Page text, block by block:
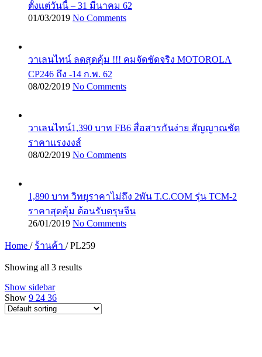
ตั้งเเต่วันนี้ – 31 มีนาคม 62
01/03/2019 No Comments
วาเลนไทน์ ลดสุดคุ้ม !!! คมจัดชัดจริง MOTOROLA
CP246 ถึง -14 ก.พ. 62
08/02/2019 No Comments
วาเลนไทน์1,390 บาท FB6 สื่อสารกันง่าย สัญญาณชัด
ราคาแรงงงส์
08/02/2019 No Comments
1,890 บาท วิทยุราคาไม่ถึง 2พัน T.C.COM รุ่น TCM-2
ราคาสุดคุ้ม ต้อนรับตรุษจีน
26/01/2019 No Comments
Home / ร้านค้า / PL259
Showing all 3 results
Show sidebar
Show 9 24 36